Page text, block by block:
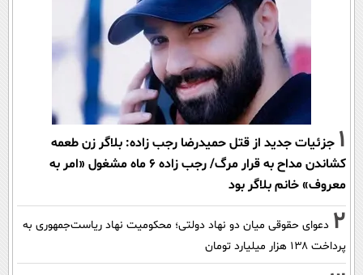
1 جزئیات جدید از قتل حمیدرضا رجب زاده: بلاگر زن طعمه
کشاندن مداح به قرار مرگ/ رجب زاده 6 ماه مشغول «امر به
معروف» خانم بلاگر بود
2 دعوای حقوقی میان دو نهاد دولتی؛ محکومیت نهاد ریاست‌جمهوری به
پرداخت ۱۳۸ هزار میلیارد تومان